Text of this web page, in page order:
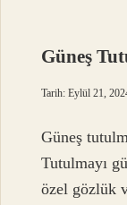
Güneş
Tarih: Eylül 21,
Güneş
Tutulmayı
özel gözlük